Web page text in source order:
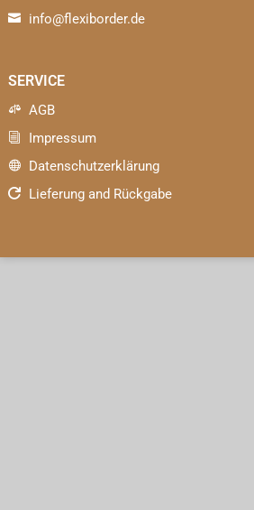
 info@flexiborder.de
SERVICE
 AGB
i Impressum
 Datenschutzerklärung
 Lieferung and Rückgabe